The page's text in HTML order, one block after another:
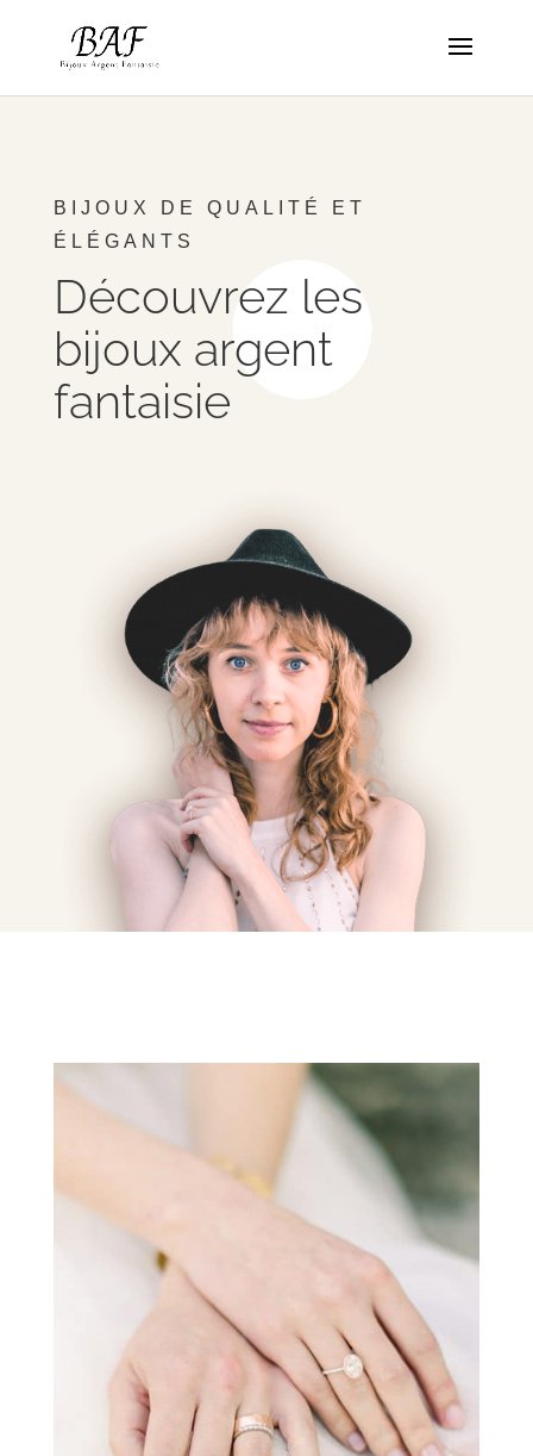
BIJOUX DE QUALITÉ ET
ÉLÉGANTS
Découvrez les
bijoux argent
fantaisie